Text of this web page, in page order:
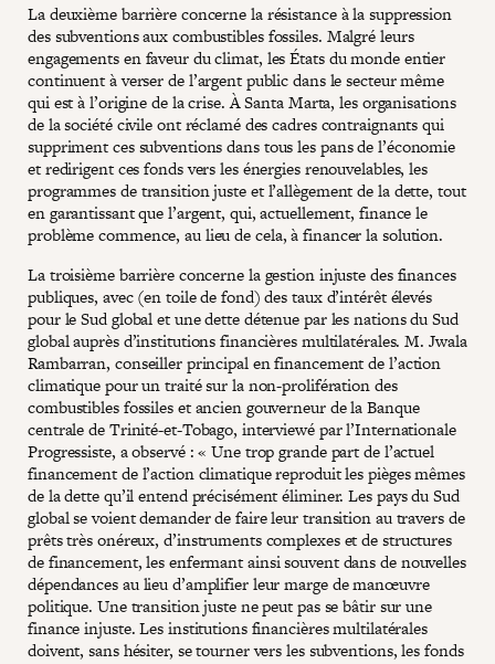
La deuxième barrière concerne la résistance à la suppression
des subventions aux combustibles fossiles. Malgré leurs
engagements en faveur du climat, les États du monde entier
continuent à verser de l’argent public dans le secteur même
qui est à l’origine de la crise. À Santa Marta, les organisations
de la société civile ont réclamé des cadres contraignants qui
suppriment ces subventions dans tous les pans de l’économie
et redirigent ces fonds vers les énergies renouvelables, les
programmes de transition juste et l’allègement de la dette, tout
en garantissant que l’argent, qui, actuellement, finance le
problème commence, au lieu de cela, à financer la solution.
La troisième barrière concerne la gestion injuste des finances
publiques, avec (en toile de fond) des taux d’intérêt élevés
pour le Sud global et une dette détenue par les nations du Sud
global auprès d’institutions financières multilatérales. M. Jwala
Rambarran, conseiller principal en financement de l’action
climatique pour un traité sur la non-prolifération des
combustibles fossiles et ancien gouverneur de la Banque
centrale de Trinité-et-Tobago, interviewé par l’Internationale
Progressiste, a observé : « Une trop grande part de l’actuel
financement de l’action climatique reproduit les pièges mêmes
de la dette qu’il entend précisément éliminer. Les pays du Sud
global se voient demander de faire leur transition au travers de
prêts très onéreux, d’instruments complexes et de structures
de financement, les enfermant ainsi souvent dans de nouvelles
dépendances au lieu d’amplifier leur marge de manœuvre
politique. Une transition juste ne peut pas se bâtir sur une
finance injuste. Les institutions financières multilatérales
doivent, sans hésiter, se tourner vers les subventions, les fonds